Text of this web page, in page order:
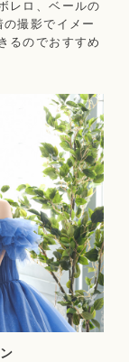
レロ、ベールの
撮影でイメー
るのでおすすめ